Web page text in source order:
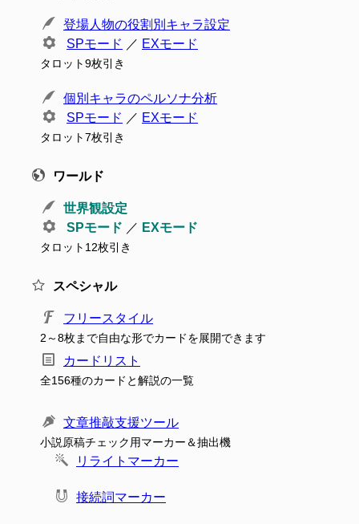
登場人物の役割別キャラ設定
SPモード ／ EXモード
タロット9枚引き
個別キャラのペルソナ分析
SPモード ／ EXモード
タロット7枚引き
ワールド
世界観設定
SPモード ／ EXモード
タロット12枚引き
スペシャル
フリースタイル
2～8枚まで自由な形でカードを展開できます
カードリスト
全156種のカードと解説の一覧
文章推敲支援ツール
小説原稿チェック用マーカー＆抽出機
リライトマーカー
接続詞マーカー